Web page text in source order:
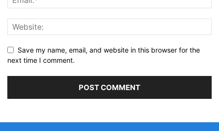
Save my name, email, and website in this browser for the
next time I comment.